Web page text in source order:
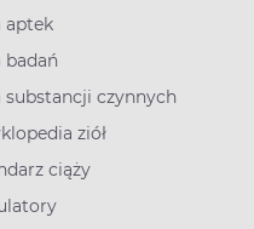
aptek
badań
substancji czynnych
ziół
ciąży